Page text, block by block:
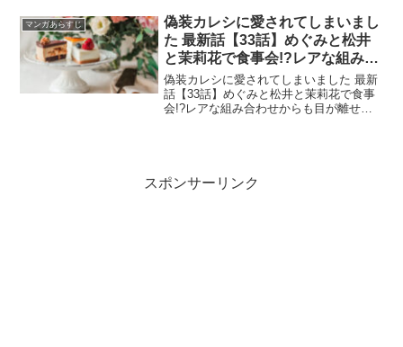
マンガあらすじ
偽装カレシに愛されてしまいまし
た 最新話【33話】めぐみと松井
と茉莉花で食事会!?レアな組み合
わせからも目が離せないです。
偽装カレシに愛されてしまいました 最新
話【33話】めぐみと松井と茉莉花で食事
会!?レアな組み合わせからも目が離せな
スポンサーリンク